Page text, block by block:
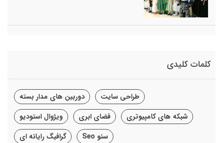
کلمات کلیدی
طراحی سایت
دوربین های مدار بسته
شبکه های کامپیوتری
فضای ابری
ویژوال استودیو
سئو Seo
گرافیگ رایانه ای